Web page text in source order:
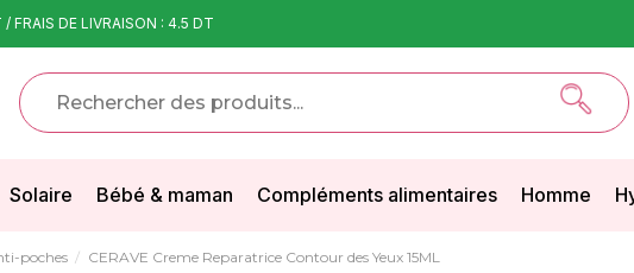
FRAIS DE LIVRAISON : 4.5 DT
Solaire Bébé & maman Compléments alimentaires Homme
poches CERAVE Creme Reparatrice Contour des Yeux 15ML